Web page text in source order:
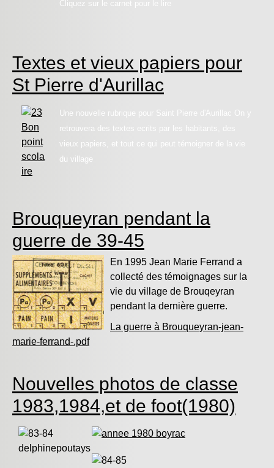
Cliquez sur le carnet pour le lire
Textes et vieux papiers pour
St Pierre d'Aurillac
Une nouvelle rubrique pour Saint Pierre d'Aurillac On y
retrouvera des textes ecrits par les habitants, des
vieux papiers, et tout ce qui peut témoigner de la vie
du village
Brouqueyran pendant la
guerre de 39-45
En 1995 Jean Marie Ferrand a
collecté des témoignages sur la
vie du village de Brouqeyran
pendant la dernière guerre.
La guerre à Brouqueyran-jean-
marie-ferrand-.pdf
Nouvelles photos de classe
1983,1984,et de foot(1980)